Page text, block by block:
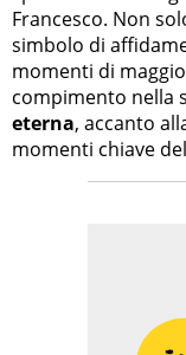
Francesco. Non
simbolo di
momenti di
compimento nella
eterna, accanto
momenti chiave